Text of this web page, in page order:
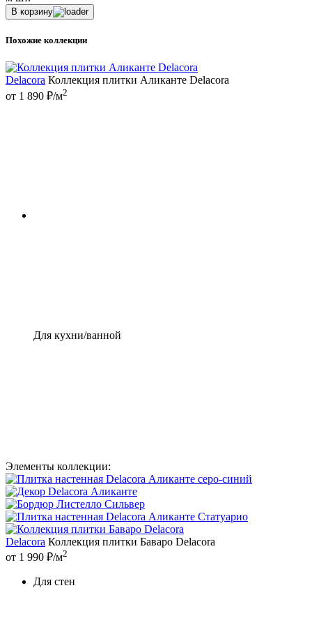
В корзину
Похожие коллекции
Delacora Коллекция плитки Аликанте Delacora
от 1 890 ₽/м2
Для кухни/ванной
Элементы коллекции:
Delacora Коллекция плитки Баваро Delacora
от 1 990 ₽/м2
Для стен